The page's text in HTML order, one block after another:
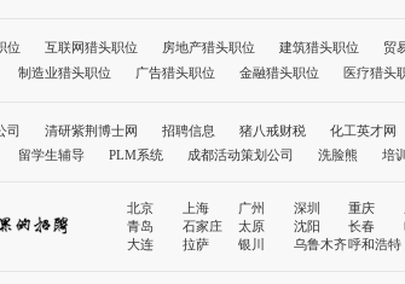
西宁猎头公司 兰州猎头公司 拉萨猎头公司 银川猎头公
十名
上海猎头公司前十名 北京猎头公司前十名
位 互联网猎头职位 房地产猎头职位 建筑猎头职位 贸
制造业猎头职位 广告猎头职位 金融猎头职位 医疗猎头
司 清研紫荆博士网 招聘信息 猪八戒财税 化工英才网
留学生辅导 PLM系统 成都活动策划公司 洗脸熊 培
北京
上海 广州 深圳 重庆
青岛
石家庄 太原 沈阳 长春
大连
拉萨 银川 乌鲁木齐呼和浩特